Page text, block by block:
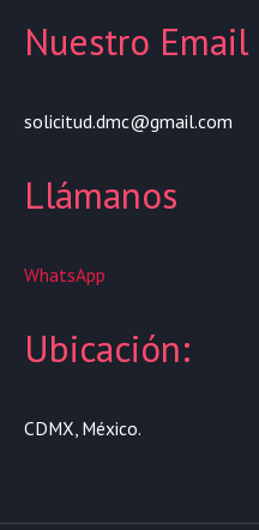
Nuestro Email
solicitud.dmc@gmail.com
Llámanos
WhatsApp
Ubicación:
CDMX, México.